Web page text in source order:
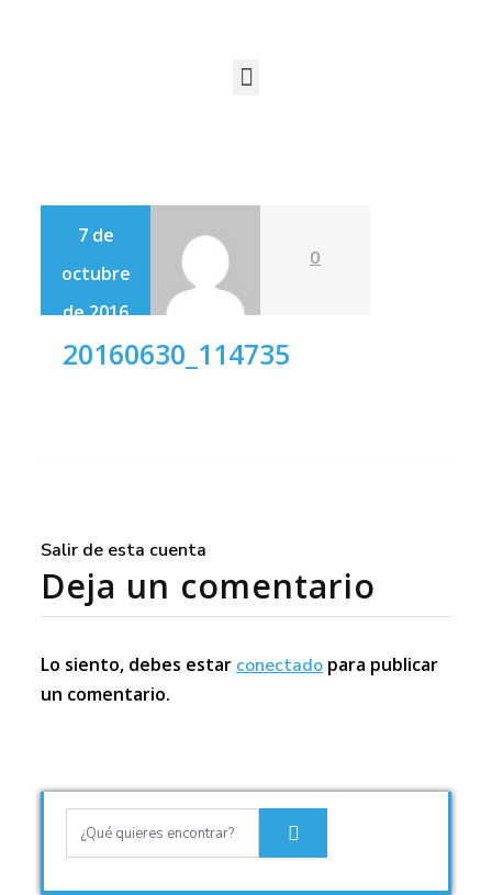
7 de
octubre
de 2016
0
20160630_114735
Salir de esta cuenta
Deja un comentario
Lo siento, debes estar conectado para publicar
un comentario.